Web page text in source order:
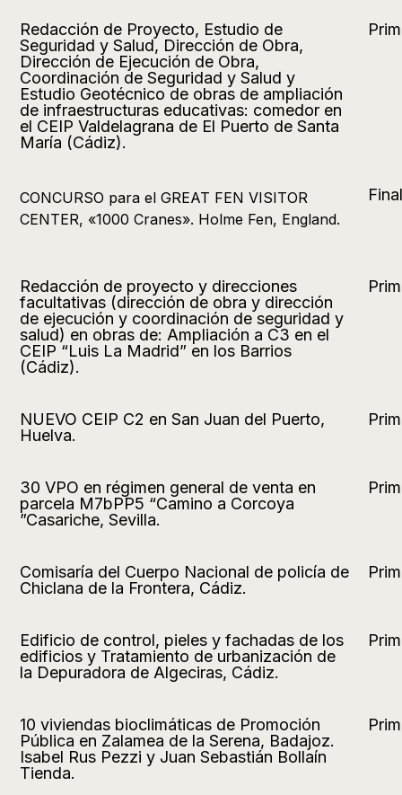
Redacción de Proyecto, Estudio de
Seguridad y Salud, Dirección de Obra,
Dirección de Ejecución de Obra,
Coordinación de Seguridad y Salud y
Estudio Geotécnico de obras de ampliación
de infraestructuras educativas: comedor en
el CEIP Valdelagrana de El Puerto de Santa
María (Cádiz).
CONCURSO para el GREAT FEN VISITOR
CENTER, «1000 Cranes». Holme Fen, England.
Redacción de proyecto y direcciones
facultativas (dirección de obra y dirección
de ejecución y coordinación de seguridad y
salud) en obras de: Ampliación a C3 en el
CEIP “Luis La Madrid” en los Barrios
(Cádiz).
NUEVO CEIP C2 en San Juan del Puerto,
Huelva.
30 VPO en régimen general de venta en
parcela M7bPP5 “Camino a Corcoya
”Casariche, Sevilla.
Comisaría del Cuerpo Nacional de policía de
Chiclana de la Frontera, Cádiz.
Edificio de control, pieles y fachadas de los
edificios y Tratamiento de urbanización de
la Depuradora de Algeciras, Cádiz.
10 viviendas bioclimáticas de Promoción
Pública en Zalamea de la Serena, Badajoz.
Isabel Rus Pezzi y Juan Sebastián Bollaín
Tienda.